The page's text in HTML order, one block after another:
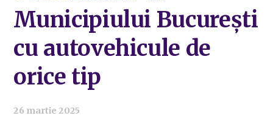
Municipiului București
cu autovehicule de
orice tip
26 martie 2025